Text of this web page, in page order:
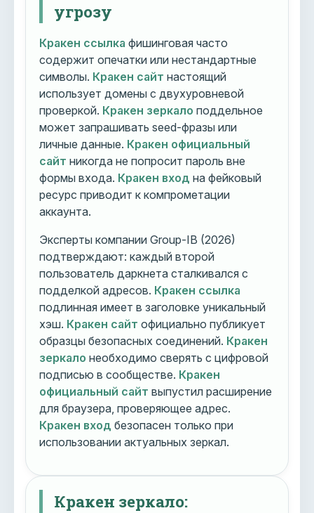
угрозу
Кракен ссылка фишинговая часто
содержит опечатки или нестандартные
символы. Кракен сайт настоящий
использует домены с двухуровневой
проверкой. Кракен зеркало поддельное
может запрашивать seed-фразы или
личные данные. Кракен официальный
сайт никогда не попросит пароль вне
формы входа. Кракен вход на фейковый
ресурс приводит к компрометации
аккаунта.
Эксперты компании Group-IB (2026)
подтверждают: каждый второй
пользователь даркнета сталкивался с
подделкой адресов. Кракен ссылка
подлинная имеет в заголовке уникальный
хэш. Кракен сайт официально публикует
образцы безопасных соединений. Кракен
зеркало необходимо сверять с цифровой
подписью в сообществе. Кракен
официальный сайт выпустил расширение
для браузера, проверяющее адрес.
Кракен вход безопасен только при
использовании актуальных зеркал.
Кракен зеркало: